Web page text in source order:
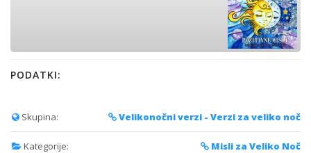
PODATKI:
Skupina: Velikonočni verzi - Verzi za veliko noč
Kategorije: Misli za Veliko Noč